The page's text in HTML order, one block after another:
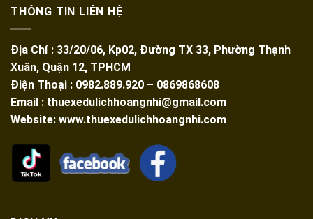
THÔNG TIN LIÊN HỆ
Địa Chỉ : 33/20/06, Kp02, Đường TX 33, Phường Thạnh
Xuân, Quận 12, TPHCM
Điện Thoại : 0982.889.920 – 0869868608
Email : thuexedulichhoangnhi@gmail.com
Website: www.thuexedulichhoangnhi.com